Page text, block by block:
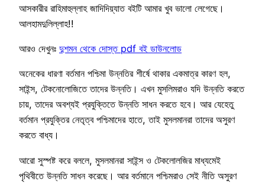
আসকারীর রাহিমাহুল্লাহ জাদিদিয়্যাত বইটি আমার খুব ভালো লেগেছে।
আলহামদুলিল্লাহ!!
আরও দেখুনঃ দুশমন থেকে দোস্ত pdf বই ডাউনলোড
অনেকের ধারণা বর্তমান পশ্চিমা উন্নতির শীর্ষে থাকার একমাত্র কারণ হল,
সাইন্স, টেকনোলোজিতে তাদের উন্নতি। এখন মুসলিমরাও যদি উন্নতি করতে
চায়, তাদের অবশ্যই প্রযুক্তিতে উন্নতি সাধন করতে হবে। আর যেহেতু
বর্তমান প্রযুক্তির নেতৃত্ব পশ্চিমাদের হাতে, তাই মুসলমানরা তাদের অসুরণ
করতে বাধ্য।
আরো সুস্পষ্ট করে বললে, মুসলমানরা সাইন্স ও টেকলোলজির মাধ্যমেই
পৃথিবীতে উন্নতি সাধন করেছে। আর বর্তমানে পশ্চিমরাও সেই নীতি অসুরণ